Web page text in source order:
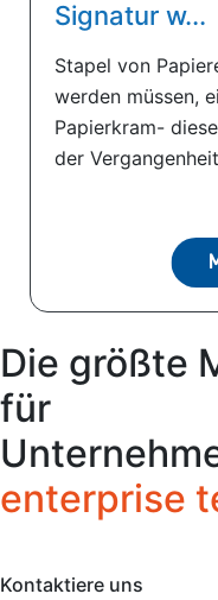
Signatur w...
Stapel von
werden müssen,
Papierkram-
der
Die größte
für
enterprise
Kontaktiere uns